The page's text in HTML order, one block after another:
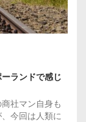
ランドで感じ
社マン自身も
今回は人類に